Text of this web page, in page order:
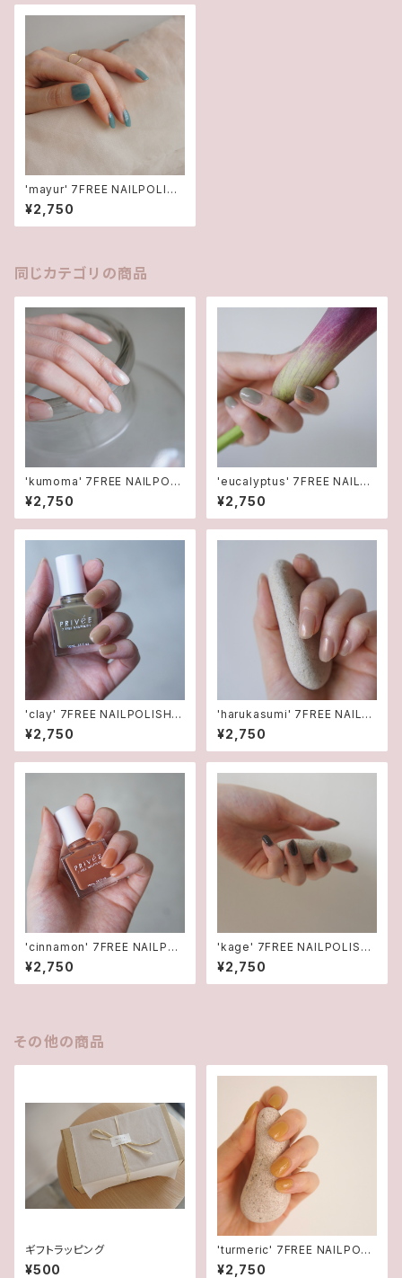
'mayur' 7FREE NAILPOLISH
マニキュア
¥2,750
同じカテゴリの商品
'kumoma' 7FREE NAILPOLI
SHマニキュア
¥2,750
'eucalyptus' 7FREE NAILP
OLISHマニキュア
¥2,750
'clay' 7FREE NAILPOLISHマ
ニキュア
¥2,750
'harukasumi' 7FREE NAILP
OLISHマニキュア
¥2,750
'cinnamon' 7FREE NAILPOL
ISHマニキュア
¥2,750
'kage' 7FREE NAILPOLISH
マニキュア
¥2,750
その他の商品
ギフトラッピング
¥500
'turmeric' 7FREE NAILPOLI
SHマニキュア
¥2,750